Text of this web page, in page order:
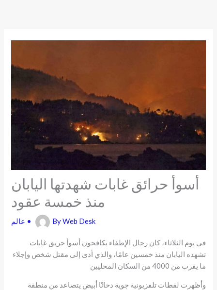
أسوأ حرائق غابات شهدتها اليابان
منذ خمسة عقود
عالم • ByWeb Desk
في يوم الثلاثاء، كان رجال الإطفاء يكافحون أسوأ حريق غابات
تشهده اليابان منذ خمسين عامًا، والذي أدى إلى مقتل شخص وإجلاء
ما يقرب من 4000 من السكان المحليين
وأظهرت لقطات تلفزيونية جوية دخانًا أبيض يتصاعد من منطقة